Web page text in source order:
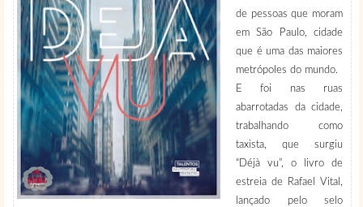
de pessoas que moram
em São Paulo, cidade
que é uma das maiores
metrópoles do mundo.
E foi nas ruas
abarrotadas da cidade,
trabalhando como
taxista, que surgiu
“Déjà vu”, o livro de
estreia de Rafael Vital,
lançado pelo selo